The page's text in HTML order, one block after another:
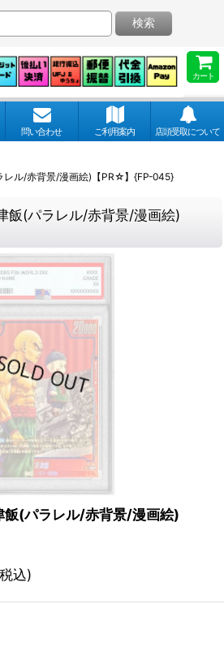
カート
検索
問い合わせ ご利用案内 店頭受取について
レル/赤背景/漫画絵)【PR☆】{FP-045}
飯(パラレル/赤背景/漫画絵)
飯(パラレル/赤背景/漫画絵)
込)